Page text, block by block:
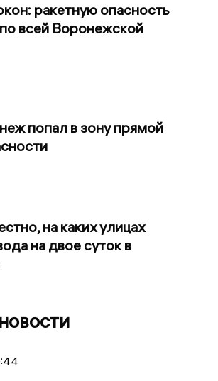
ракетную опасность
всей Воронежской
попал в зону прямой
на каких улицах
на двое суток в